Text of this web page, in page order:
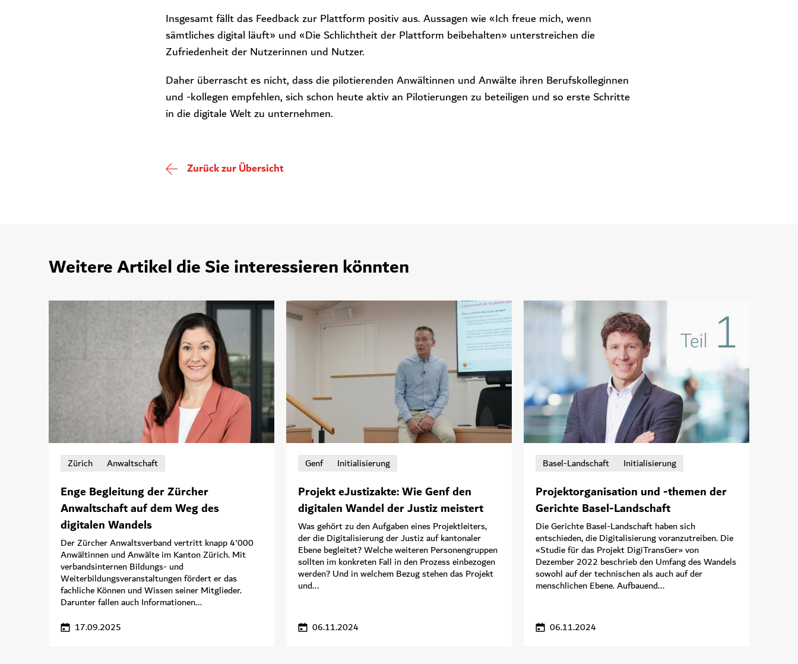
Insgesamt fällt das Feedback zur Plattform positiv aus. Aussagen wie «Ich freue mich, wenn
sämtliches digital läuft» und «Die Schlichtheit der Plattform beibehalten» unterstreichen die
Zufriedenheit der Nutzerinnen und Nutzer.
Daher überrascht es nicht, dass die pilotierenden Anwältinnen und Anwälte ihren Berufskolleginnen
und -kollegen empfehlen, sich schon heute aktiv an Pilotierungen zu beteiligen und so erste Schritte
in die digitale Welt zu unternehmen.
Zurück zur Übersicht
Weitere Artikel die Sie interessieren könnten
Zürich Anwaltschaft
Enge Begleitung der Zürcher
Anwaltschaft auf dem Weg des
digitalen Wandels
Der Zürcher Anwaltsverband vertritt knapp 4'000
Anwältinnen und Anwälte im Kanton Zürich. Mit
verbandsinternen Bildungs- und
Weiterbildungsveranstaltungen fördert er das
fachliche Können und Wissen seiner Mitglieder.
Darunter fallen auch Informationen...
17.09.2025
Genf Initialisierung
Projekt eJustizakte: Wie Genf den
digitalen Wandel der Justiz meistert
Was gehört zu den Aufgaben eines Projektleiters,
der die Digitalisierung der Justiz auf kantonaler
Ebene begleitet? Welche weiteren Personengruppen
sollten im konkreten Fall in den Prozess einbezogen
werden? Und in welchem Bezug stehen das Projekt
und...
06.11.2024
Basel-Landschaft Initialisierung
Projektorganisation und -themen der
Gerichte Basel-Landschaft
Die Gerichte Basel-Landschaft haben sich
entschieden, die Digitalisierung voranzutreiben. Die
«Studie für das Projekt DigiTransGer» von
Dezember 2022 beschrieb den Umfang des Wandels
sowohl auf der technischen als auch auf der
menschlichen Ebene. Aufbauend...
06.11.2024